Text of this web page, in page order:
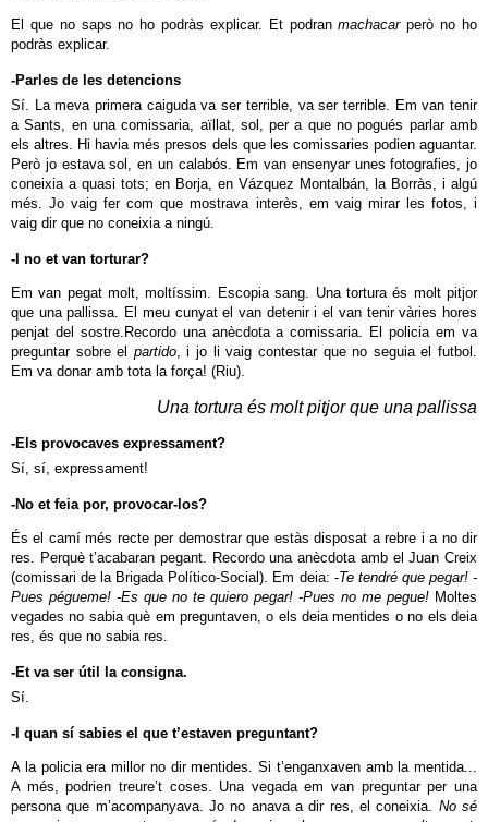
El que no saps no ho podràs explicar. Et podranmachacarperò no ho
podràs explicar.
-Parles de les detencions
Sí. La meva primera caiguda va ser terrible, va ser terrible. Em van tenir
a Sants, en una comissaria, aïllat, sol, per a que no pogués parlar amb
els altres. Hi havia més presos dels que les comissaries podien aguantar.
Però jo estava sol, en un calabós. Em van ensenyar unes fotografies, jo
coneixia a quasi tots; en Borja, en Vázquez Montalbán, la Borràs, i algú
més. Jo vaig fer com que mostrava interès, em vaig mirar les fotos, i
vaig dir que no coneixia a ningú.
-I no et van torturar?
Em van pegat molt, moltíssim. Escopia sang. Una tortura és molt pitjor
que una pallissa. El meu cunyat el van detenir i el van tenir vàries hores
penjat del sostre.Recordo una anècdota a comissaria. El policia em va
preguntar sobre el partido, i jo li vaig contestar que no seguia el futbol.
Em va donar amb tota la força! (Riu).
Una tortura és molt pitjor que una pallissa
-Els provocaves expressament?
Sí, sí, expressament!
-No et feia por, provocar-los?
És el camí més recte per demostrar que estàs disposat a rebre i a no dir
res. Perquè t’acabaran pegant. Recordo una anècdota amb el Juan Creix
(comissari de la Brigada Político-Social). Em deia: -Te tendré que pegar! -
Pues pégueme! -Es que no te quiero pegar! -Pues no me pegue! Moltes
vegades no sabia què em preguntaven, o els deia mentides o no els deia
res, és que no sabia res.
-Et va ser útil la consigna.
Sí.
-I quan sí sabies el que t’estaven preguntant?
A la policia era millor no dir mentides. Si t’enganxaven amb la mentida...
A més, podrien treure’t coses. Una vegada em van preguntar per una
persona que m’acompanyava. Jo no anava a dir res, el coneixia. No sé